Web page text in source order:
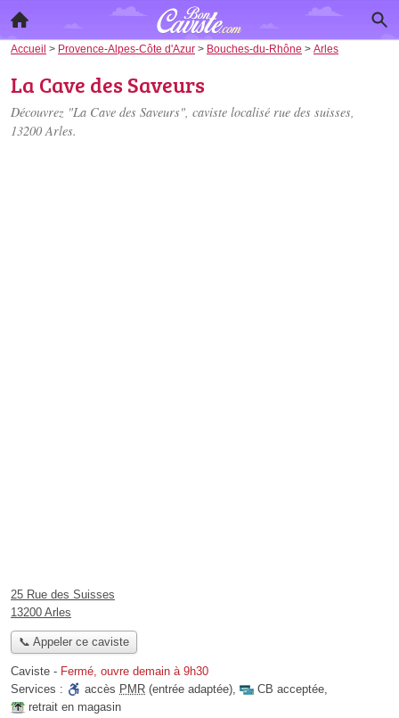
Accueil > Provence-Alpes-Côte d'Azur > Bouches-du-Rhône > Arles
La Cave des Saveurs
Découvrez "La Cave des Saveurs", caviste localisé rue des suisses,
13200 Arles.
25 Rue des Suisses
13200 Arles
📞 Appeler ce caviste
Caviste - Fermé, ouvre demain à 9h30
Services :
accès PMR (entrée adaptée), CB acceptée,
retrait en magasin